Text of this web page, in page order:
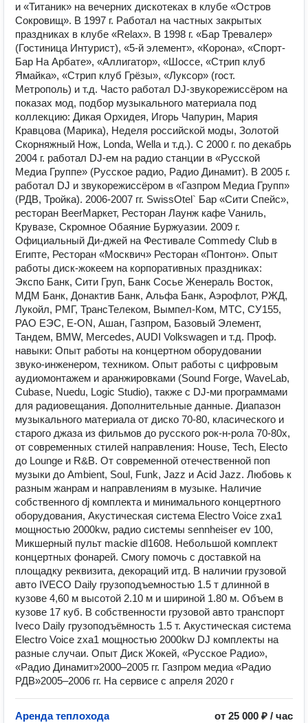
и «Титаник» на вечерних дискотеках в клубе «Остров
Сокровищ». В 1997 г. Работал на частных закрытых
праздниках в клубе «Relax». В 1998 г. «Бар Тревалер»
(Гостиница Интурист), «5-й элемент», «Корона», «Спорт-
Бар На Арбате», «Аллигатор», «Шоссе, «Стрип клуб
Ямайка», «Стрип клуб Грёзы», «Луксор» (гост.
Метрополь) и т.д. Часто работал DJ-звукорежиссёром на
показах мод, подбор музыкального материала под
коллекцию: Дикая Орхидея, Игорь Чапурин, Мария
Кравцова (Марика), Неделя российской моды, Золотой
Скорняжный Нож, Londa, Wella и т.д.). С 2000 г. по декабрь
2004 г. работал DJ-ем на радио станции в «Русской
Медиа Группе» (Русское радио, Радио Динамит). В 2005 г.
работал DJ и звукорежиссёром в «Газпром Медиа Групп»
(РДВ, Тройка). 2006-2007 гг. SwissOtel` Бар «Сити Спейс»,
ресторан BeerМаркет, Ресторан Лаунж кафе Vаниль,
Крувазе, Скромное Обаяние Буржуазии. 2009 г.
Официальный Ди-джей на Фестивале Commedy Club в
Египте, Ресторан «Москвич» Ресторан «Понтон». Опыт
работы диск-жокеем на корпоративных праздниках:
Экспо Банк, Сити Груп, Банк Сосье Женераль Восток,
МДМ Банк, Донактив Банк, Альфа Банк, Аэрофлот, РЖД,
Лукойл, РМГ, ТрансТелеком, Вымпел-Ком, МТС, СУ155,
РАО ЕЭС, E-ON, Ашан, Газпром, Базовый Элемент,
Тандем, BMW, Mercedes, AUDI Volkswagen и т.д. Проф.
навыки: Опыт работы на концертном оборудовании
звуко-инженером, техником. Опыт работы с цифровым
аудиомонтажем и аранжировками (Sound Forge, WaveLab,
Cubase, Nuedu, Logic Studio), также с DJ-ми программами
для радиовещания. Дополнительные данные. Диапазон
музыкального материала от диско 70-80, класического и
старого джаза из фильмов до русского рок-н-рола 70-80х,
от современных стилей направления: House, Tech, Electo
до Lounge и R&B. От современной отечественной поп
музыки до Ambient, Soul, Funk, Jazz и Acid Jazz. Любовь к
разным жанрам и направлениям в музыке. Наличие
собственного dj комплекта и минимального концертного
оборудования, Акустическая система Electro Voice zxa1
мощностью 2000kw, радио системы sennheiser ev 100,
Микшерный пульт mackie dl1608. Небольшой комплект
концертных фонарей. Смогу помочь с доставкой на
площадку реквизита, декораций итд. В наличии грузовой
авто IVECO Daily грузоподъемностью 1.5 т длинной в
кузове 4,60 м высотой 2.10 м и шириной 1.80 м. Объем в
кузове 17 куб. В собственности грузовой авто транспорт
Iveco Daily грузоподъёмность 1.5 т. Акустическая система
Electro Voice zxa1 мощностью 2000kw DJ комплекты на
разные случаи. Опыт Диск Жокей, «Русское Радио»,
«Радио Динамит»2000–2005 гг. Газпром медиа «Радио
РДВ»2005–2006 гг. На сервисе с апреля 2020 г
Аренда теплохода
от 25 000 ₽ / час